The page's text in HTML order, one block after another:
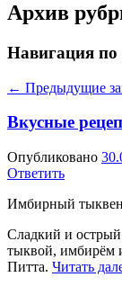
Архив
Навигация по
← Предыдущие
Вкусные
Опубликовано
Ответить
Имбирный
Сладкий и острый
тыквой, имбирём
Питта. Читать